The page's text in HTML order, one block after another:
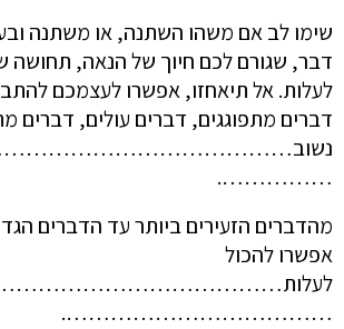
שימו לב אם משהו השתנה, או משתנה
דבר, שגורם לכם חיוך של הנאה, תחושה
לעלות. אל תיאחזו, אפשרו לעצמכם
דברים מתפוגגים, דברים עולים, דברים
…………….
מהדברים הזעירים ביותר עד הדברים
אפשרו להכול
……………………………….